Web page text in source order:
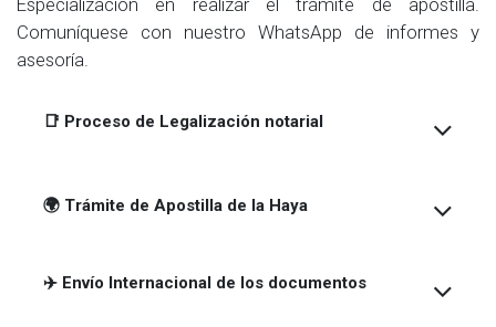
Comuníquese con nuestro WhatsApp de informes y
asesoría.
📑 Proceso de Legalización notarial
🌍 Trámite de Apostilla de la Haya
✈️ Envío Internacional de los documentos